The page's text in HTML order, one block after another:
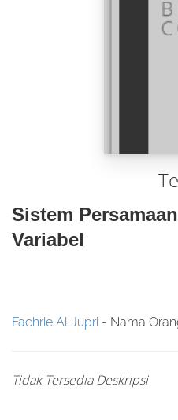
Sistem
Variabel
Fachrie Al Jupri - Nama
Tidak Tersedia Deskripsi